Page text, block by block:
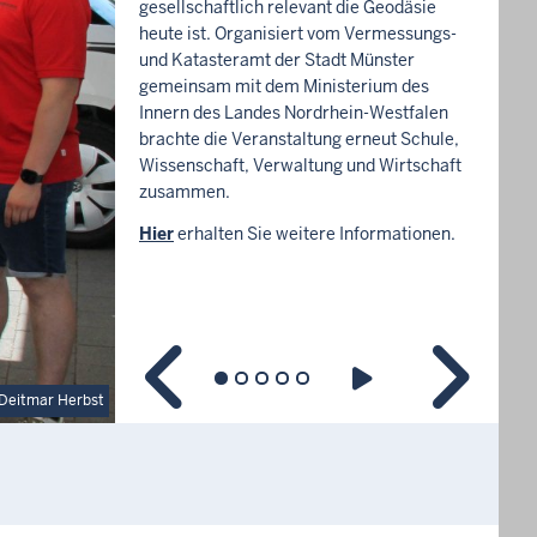
Herbst
gesellschaftlich relevant die Geodäsie
heute ist. Organisiert vom Vermessungs-
und Katasteramt der Stadt Münster
gemeinsam mit dem Ministerium des
Innern des Landes Nordrhein-Westfalen
brachte die Veranstaltung erneut Schule,
Wissenschaft, Verwaltung und Wirtschaft
zusammen.
Hiererhalten Sie weitere Informationen.